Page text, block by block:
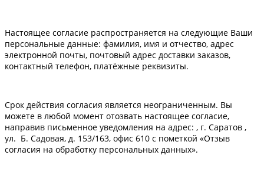
Настоящее согласие распространяется на следующие Ваши
персональные данные: фамилия, имя и отчество, адрес
электронной почты, почтовый адрес доставки заказов,
контактный телефон, платёжные реквизиты.
Срок действия согласия является неограниченным. Вы
можете в любой момент отозвать настоящее согласие,
направив письменное уведомления на адрес: , г. Саратов ,
ул. Б. Садовая, д. 153/163, офис 610 с пометкой «Отзыв
согласия на обработку персональных данных».